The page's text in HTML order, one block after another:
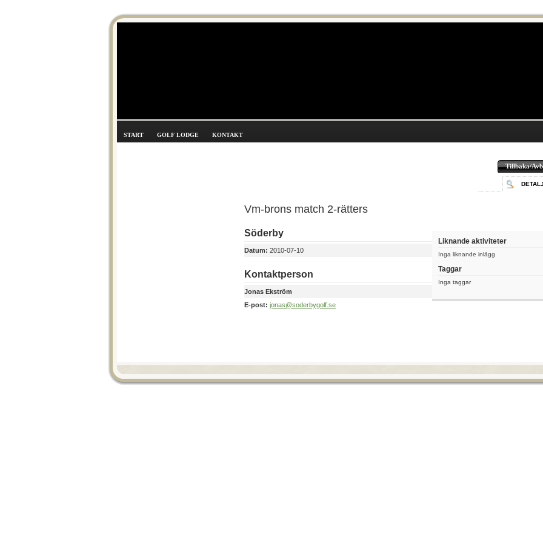
START GOLF LODGE KONTAKT
Tillbaka/
Vm-brons match 2-rätters
Liknande aktiviteter
Inga liknande inlägg
Taggar
Inga taggar
Söderby
Datum: 2010-07-10
Kontaktperson
Jonas Ekström
E-post: jonas@soderbygolf.se